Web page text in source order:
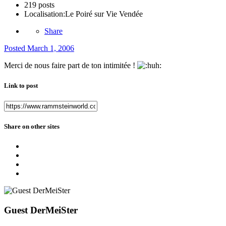
219 posts
Localisation:Le Poiré sur Vie Vendée
Share
Posted March 1, 2006
Merci de nous faire part de ton intimitée !
Link to post
Share on other sites
Guest DerMeiSter